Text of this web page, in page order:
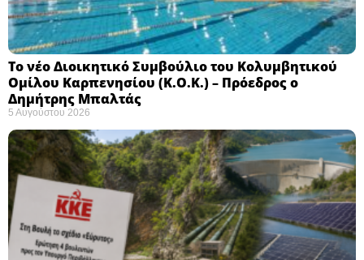
Το νέο Διοικητικό Συμβούλιο του Κολυμβητικού
Ομίλου Καρπενησίου (Κ.Ο.Κ.) – Πρόεδρος ο
Δημήτρης Μπαλτάς
5 Αυγούστου 2026